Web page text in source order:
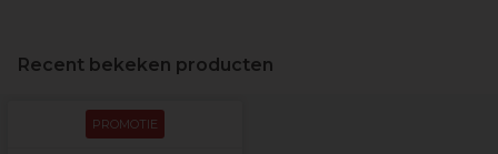
Recent bekeken producten
PROMOTIE